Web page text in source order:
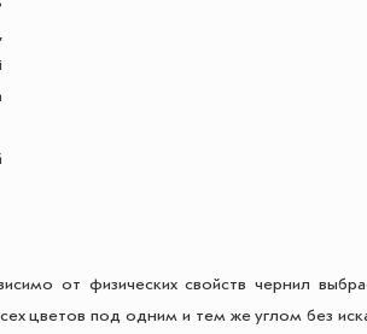
от физических свойств чернил
цветов под одним и тем же углом без